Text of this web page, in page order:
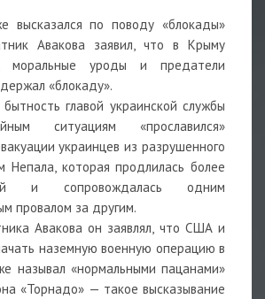
высказался по поводу «блокады»
Авакова заявил, что в Крыму
моральные уроды и предатели
«блокаду».
главой украинской службы
ситуациям «прославился»
украинцев из разрушенного
Непала, которая продлилась более
и сопровождалась одним
провалом за другим.
Авакова он заявлял, что США и
наземную военную операцию в
называл «нормальными пацанами»
«Торнадо» — такое высказывание